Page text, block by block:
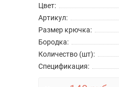
Цвет:
Артикул:
Размер крючка:
Бородка:
Количество (шт):
Спецификация: